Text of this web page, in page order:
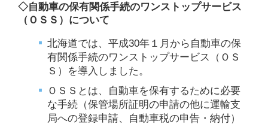
◇自動車の保有関係手続のワンストップサービス
（ＯＳＳ）について
北海道では、平成30年１月から自動車の保
有関係手続のワンストップサービス（ＯＳ
Ｓ）を導入しました。
ＯＳＳとは、自動車を保有するために必要
な手続（保管場所証明の申請の他に運輸支
局への登録申請、自動車税の申告・納付）